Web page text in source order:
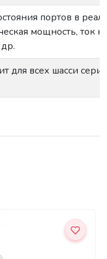
портов в
мощность, ток
для всех шасси